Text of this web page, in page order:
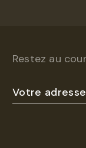
Restez au